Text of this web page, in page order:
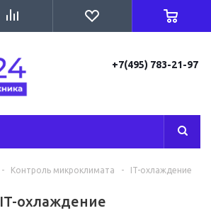
+7(495) 783-21-97
- Контроль микроклимата - IT-охлаждение
IT-охлаждение